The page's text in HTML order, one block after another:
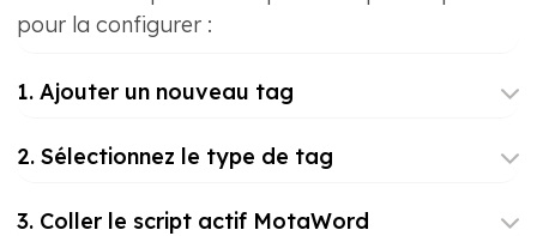
pour la configurer :
1. Ajouter un nouveau tag
2. Sélectionnez le type de tag
3. Coller le script actif MotaWord